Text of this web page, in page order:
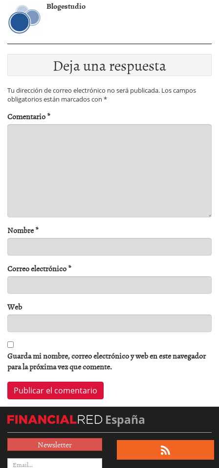
Blogestudio
Deja una respuesta
Tu dirección de correo electrónico no será publicada. Los campos
obligatorios están marcados con *
Comentario*
Nombre*
Correo electrónico*
Web
Guarda mi nombre, correo electrónico y web en este navegador
para la próxima vez que comente.
España
Newsletter